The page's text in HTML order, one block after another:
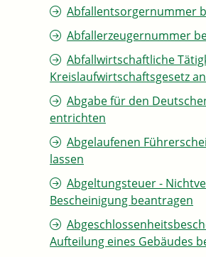
Abfallentsorgernummer
Abfallerzeugernummer
Abfallwirtschaftliche
Kreislaufwirtschaftsgesetz
Abgabe für den
entrichten
Abgelaufenen
lassen
Abgeltungsteuer -
Bescheinigung beantragen
Aufteilung eines Gebäudes